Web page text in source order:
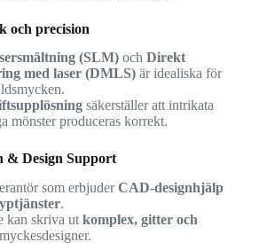
och precision
(SLM)och Direkt
med laser (DMLS)är idealiska för
säkerställer att intrikata
mönster produceras korrekt.
& Design Support
som erbjuderCAD-designhjälp
.
kan skriva ut komplex, gitter och